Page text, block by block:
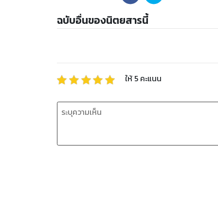
ฉบับอื่นของนิตยสารนี้
ให้ 5 คะแนน